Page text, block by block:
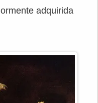
adquirida